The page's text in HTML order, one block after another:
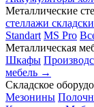
Металлические
стеллажи
Standart MS Pro
Металлическая
Шкафы
мебель →
Складское
Мезонины